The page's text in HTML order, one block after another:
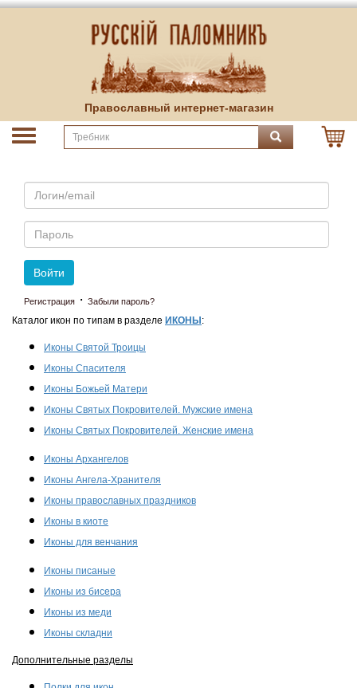
Православный интернет-магазин
Email
Пароль
Войти
Регистрация · Забыли пароль?
Каталог икон по типам в разделе ИКОНЫ :
Иконы Святой Троицы
Иконы Спасителя
Иконы Божьей Матери
Иконы Святых Покровителей. Мужские имена
Иконы Святых Покровителей. Женские имена
Иконы Архангелов
Иконы Ангела-Хранителя
Иконы православных праздников
Иконы в киоте
Иконы для венчания
Иконы писаные
Иконы из бисера
Иконы из меди
Иконы складни
Дополнительные разделы